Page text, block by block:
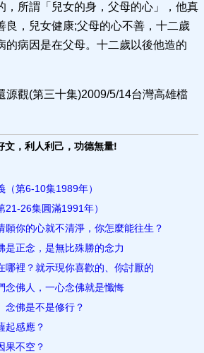
，所謂「兒女的身，父母的心」，他真
良，兒女健康;父母的心不善，十二歲
的病因是在父母。十二歲以後他造的
源觀(第三十集)2009/5/14台灣高雄檔
文，利人利己，功德無量!
第6-10集1989年）
26集圓滿1991年）
願你的心就不清淨，你怎麼能往生？
是正念，是無比殊勝的念力
哪裡？就示現你喜歡的、你討厭的
念佛人，一心念佛就是懺悔
念佛是不是修行？
起感應？
果不空？